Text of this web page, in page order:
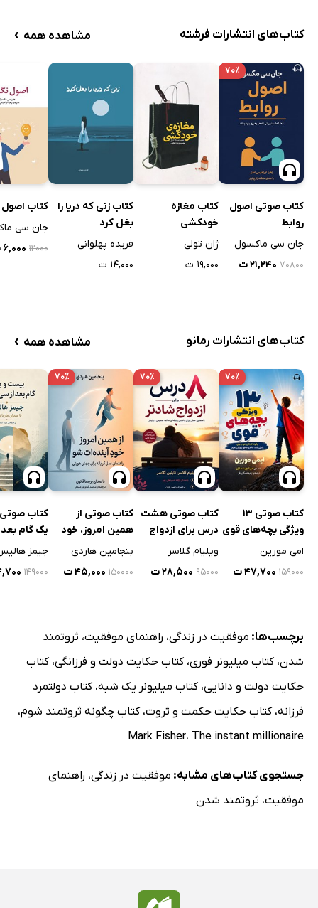
کتاب‌های انتشارات فرشته مشاهده همه ›
۷۰٪
کتاب صوتی اصول
روابط
جان سی ماکسول
۷۰۸۰۰ ۲۱,۲۴۰ ت
کتاب مغازه‌‌‌
خودکشی
ژان تولی
۱۹,۰۰۰ ت
کتاب زنی که دریا را
بغل کرد
فریده پهلوانی
۱۴,۰۰۰ ت
کتاب
جان سی
۱۲۰۰۰ ۶,۰۰۰ ت
کتاب‌های انتشارات رمانو مشاهده همه ›
۷۰٪
کتاب صوتی 13
ویژگی بچه‌های قوی
امی مورین
۱۵۹۰۰۰ ۴۷,۷۰۰ ت
۷۰٪
کتاب صوتی هشت
درس برای ازدواج
شادتر
ویلیام گلاسر
۹۵۰۰۰ ۲۸,۵۰۰ ت
۷۰٪
کتاب صوتی از
همین امروز، خود
آینده‌ات شو
بنجامین هاردی
۱۵۰۰۰۰ ۴۵,۰۰۰ ت
کتاب
یک گام
سالگی
جیمز
۱۴۹۰۰۰
برچسب‌ها: موفقیت در زندگی، راهنمای موفقیت، ثروتمند
شدن،کتاب میلیونر فوری،کتاب حکایت دولت و فرزانگی،کتاب
حکایت دولت و دانایی،کتاب میلیونر یک شبه،کتاب دولتمرد
فرزانه،کتاب حکایت حکمت و ثروت،کتاب چگونه ثروتمند شوم،
Mark Fisher، The instant millionaire
جستجوی کتاب‌های مشابه: موفقیت در زندگی، راهنمای
موفقیت، ثروتمند شدن